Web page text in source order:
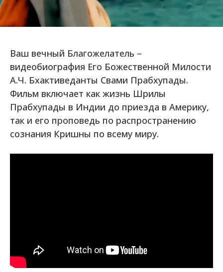
Ваш вечный Благожелатель –
видеобиография Его Божественной Милости
А.Ч. Бхактиведанты Свами Прабхупады.
Фильм включает как жизнь Шрилы
Прабхупады в Индии до приезда в Америку,
так и его проповедь по распространению
сознания Кришны по всему миру.